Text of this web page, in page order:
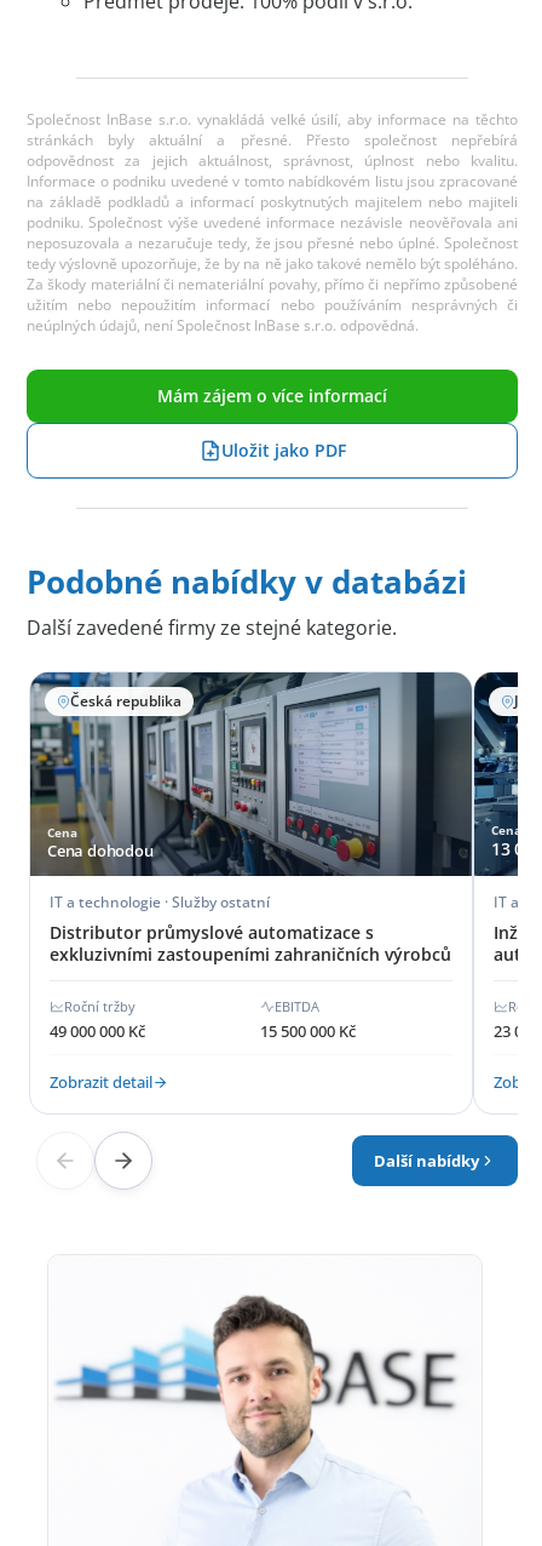
Společnost InBase s.r.o. vynakládá velké úsilí, aby informace na těchto
stránkách byly aktuální a přesné. Přesto společnost nepřebírá
odpovědnost za jejich aktuálnost, správnost, úplnost nebo kvalitu.
Informace o podniku uvedené v tomto nabídkovém listu jsou zpracované
na základě podkladů a informací poskytnutých majitelem nebo majiteli
podniku. Společnost výše uvedené informace nezávisle neověřovala ani
neposuzovala a nezaručuje tedy, že jsou přesné nebo úplné. Společnost
tedy výslovně upozorňuje, že by na ně jako takové nemělo být spoléháno.
Za škody materiální či nemateriální povahy, přímo či nepřímo způsobené
užitím nebo nepoužitím informací nebo používáním nesprávných či
neúplných údajů, není Společnost InBase s.r.o. odpovědná.
Mám zájem o více informací
Uložit jako PDF
Podobné nabídky v databázi
Další zavedené firmy ze stejné kategorie.
Česká republika
Cena
Cena dohodou
IT a technologie · Služby ostatní
Distributor průmyslové automatizace s
exkluzivními zastoupeními zahraničních výrobců
Roční tržby
49 000 000 Kč
EBITDA
15 500 000 Kč
Zobrazit detail
Cena
13
IT a
23
Další nabídky